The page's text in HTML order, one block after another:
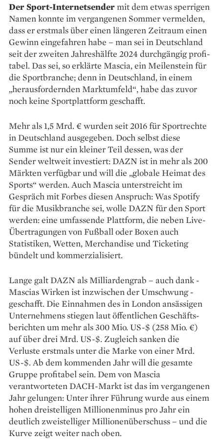
Der Sport-Internetsendermit dem etwas sperrigen
Namen konnte im vergangenen Sommer vermelden,
dass er erstmals über einen längeren Zeitraum einen
Gewinn eingefahren habe – man sei in Deutschland
seit der zweiten Jahreshälfte 2024 durchgängig profi­
tabel. Das sei, so erklärte Mascia, ein Meilenstein für
die Sportbranche; denn in Deutschland, in einem
„herausfordernden Marktumfeld“, habe das zuvor
noch keine Sportplattform geschafft.
Mehr als 1,5 Mrd. € wurden seit 2016 für Sportrechte
in Deutschland ausgegeben. Doch selbst diese
Summe ist nur ein kleiner Teil dessen, was der
Sender weltweit investiert: DAZN ist in mehr als 200
Märkten verfügbar und will die „globale Heimat des
Sports“ werden. Auch Mascia unterstreicht im
Gespräch mit Forbes diesen Anspruch: Was Spotify
für die Musikbranche sei, wolle DAZN für den Sport
werden: eine umfassende Plattform, die neben Live-
Übertragungen von Fußball oder Boxen auch
Statistiken, Wetten, Merchandise und Ticketing
bündelt und kommerzialisiert.
Lange galt DAZN als Milliardengrab – auch dank ­
Mascias Wirken ist inzwischen der Umschwung ­
geschafft. Die Einnahmen des in London ansässigen
Unternehmens stiegen laut öffentlichen Geschäfts­
berichten um mehr als 300 Mio. US-$ (258 Mio. €)
auf über drei Mrd. US-$. Zugleich sanken die
Verluste erstmals unter die Marke von einer Mrd.
US-$. Ab dem kommenden Jahr will die gesamte
Gruppe profitabel sein. Dem von Mascia
verantworteten DACH-Markt ist das im vergangenen
Jahr gelungen: Unter ihrer Führung wurde aus einem
hohen dreistelligen Millionen­minus pro Jahr ein
deutlich zweistelliger Millionen­überschuss – und die
Kurve zeigt weiter nach oben.